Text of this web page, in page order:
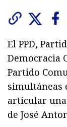
El PPD,
Democracia
Partido
simultáneas
articular
de José